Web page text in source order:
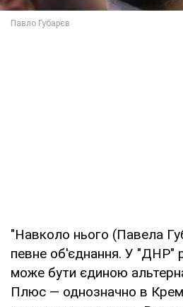
"Навколо нього (Павела
певне об'єднання. У "ДНР"
може бути єдиною
Плюс — однозначно в